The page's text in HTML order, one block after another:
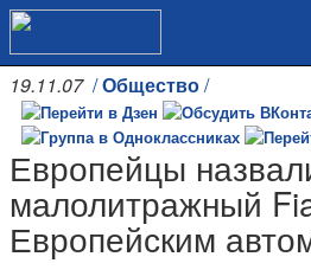
19.11.07 /Общество/
Европейцы
малолитражный
Европейским